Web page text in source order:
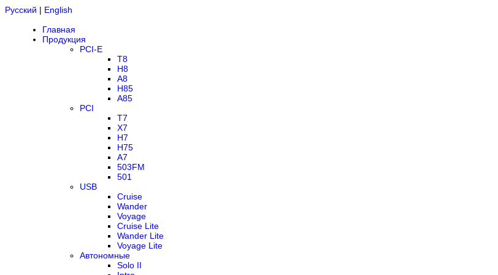
Русский | English
Главная
Продукция
PCI-E
T8
H8
A8
H85
A85
PCI
T7
X7
H7
H75
A7
503FM
501
USB
Cruise
Wander
Voyage
Cruise Lite
Wander Lite
Voyage Lite
Автономные
Solo II